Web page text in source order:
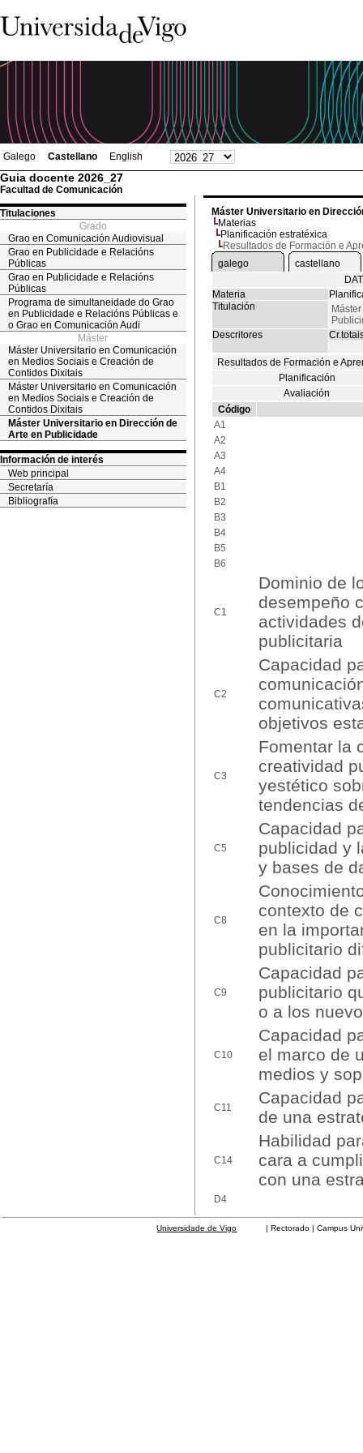
Galego Castellano English
Guia docente 2026_27
Facultad de Comunicación
Titulaciones
Grado
Grao en Comunicación Audiovisual
Grao en Publicidade e Relacións
Públicas
Grao en Publicidade e Relacións
Públicas
Programa de simultaneidade do Grao
en Publicidade e Relacións Públicas e
o Grao en Comunicación Audi
Máster
Máster Universitario en Comunicación
en Medios Sociais e Creación de
Contidos Dixitais
Máster Universitario en Comunicación
en Medios Sociais e Creación de
Contidos Dixitais
Máster Universitario en Dirección de
Arte en Publicidade
Información de interés
Web principal
Secretaría
Bibliografía
Máster Universitario en
Materias
Planificación estratéxica
Resultados de Formación e
galego
castellano
Materia
Titulación
Descritores
Resultados de Formación e
Planificación
Avaliación
Código
A1
A2
A3
A4
B1
B2
B3
B4
B5
B6
C1
Dominio de
desempeño
actividades
publicitaria
C2
Capacidad
objetivos
C3
Fomentar la
creatividad
yestético
tendencias
C5
Capacidad
publicidad y
y bases de
C8
contexto de
en la
publicitario
C9
Capacidad
publicitario
o a los
C10
Capacidad
el marco de
medios y
C11
Capacidad
de una
C14
Habilidad
cara a
con una
D4
Universidade de Vigo | Rectorado | Campus